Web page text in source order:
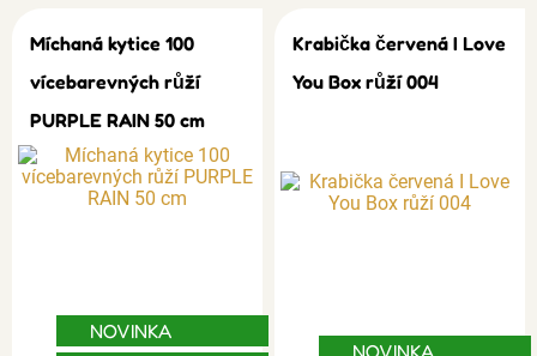
Míchaná kytice 100
vícebarevných růží
PURPLE RAIN 50 cm
NOVINKA
Krabička červená I Love
You Box růží 004
NOVINKA